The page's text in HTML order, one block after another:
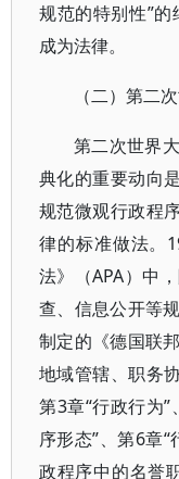
规范的特别性”
成为法律。
（二）第二
第二次世界
典化的重要动向
规范微观行政程
律的标准做法。
法》（APA）中
查、信息公开等
制定的《德国联
地域管辖、职务
第3章“行政行为”
序形态”、第6章
政程序中的名誉